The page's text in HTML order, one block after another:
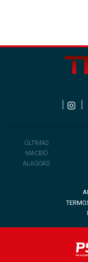
ÚLTIMAS
MACEIÓ
ALAGOAS